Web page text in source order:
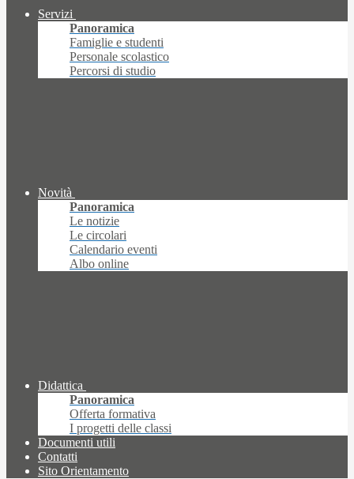
Servizi
Panoramica
Famiglie e studenti
Personale scolastico
Percorsi di studio
Novità
Panoramica
Le notizie
Le circolari
Calendario eventi
Albo online
Didattica
Panoramica
Offerta formativa
I progetti delle classi
Documenti utili
Contatti
Sito Orientamento